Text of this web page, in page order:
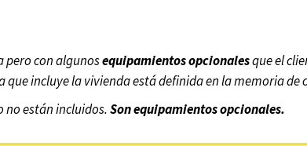
pero con algunosequipamientos opcionalesque el
que incluye la vivienda está definida en la memoria de
no están incluidos.Son equipamientos opcionales.